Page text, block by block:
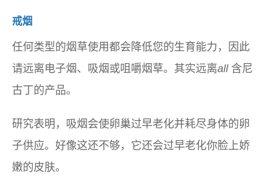
戒烟
任何类型的烟草使用都会降低您的生育能力，因此
请远离电子烟、吸烟或咀嚼烟草。其实远离all含尼
古丁的产品。
研究表明，吸烟会使卵巢过早老化并耗尽身体的卵
子供应。好像这还不够，它还会过早老化你脸上娇
嫩的皮肤。